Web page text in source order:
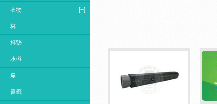
衣物 [+]
杯
杯墊
水樽
扇
書籤